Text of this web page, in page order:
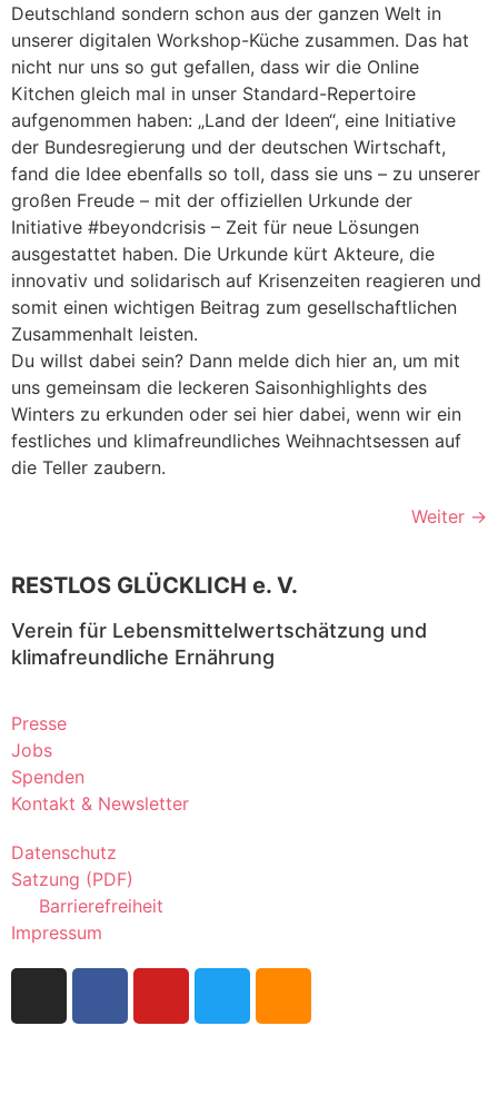
Deutschland sondern schon aus der ganzen Welt in
unserer digitalen Workshop-Küche zusammen. Das hat
nicht nur uns so gut gefallen, dass wir die Online
Kitchen gleich mal in unser Standard-Repertoire
aufgenommen haben: „Land der Ideen“, eine Initiative
der Bundesregierung und der deutschen Wirtschaft,
fand die Idee ebenfalls so toll, dass sie uns – zu unserer
großen Freude – mit der offiziellen Urkunde der
Initiative #beyondcrisis – Zeit für neue Lösungen
ausgestattet haben. Die Urkunde kürt Akteure, die
innovativ und solidarisch auf Krisenzeiten reagieren und
somit einen wichtigen Beitrag zum gesellschaftlichen
Zusammenhalt leisten.
Du willst dabei sein? Dann melde dich hier an, um mit
uns gemeinsam die leckeren Saisonhighlights des
Winters zu erkunden oder sei hier dabei, wenn wir ein
festliches und klimafreundliches Weihnachtsessen auf
die Teller zaubern.
Weiter →
RESTLOS GLÜCKLICH e. V.
Verein für Lebensmittelwertschätzung und
klimafreundliche Ernährung
Presse
Jobs
Spenden
Kontakt & Newsletter
Datenschutz
Satzung (PDF)
Barrierefreiheit
Impressum